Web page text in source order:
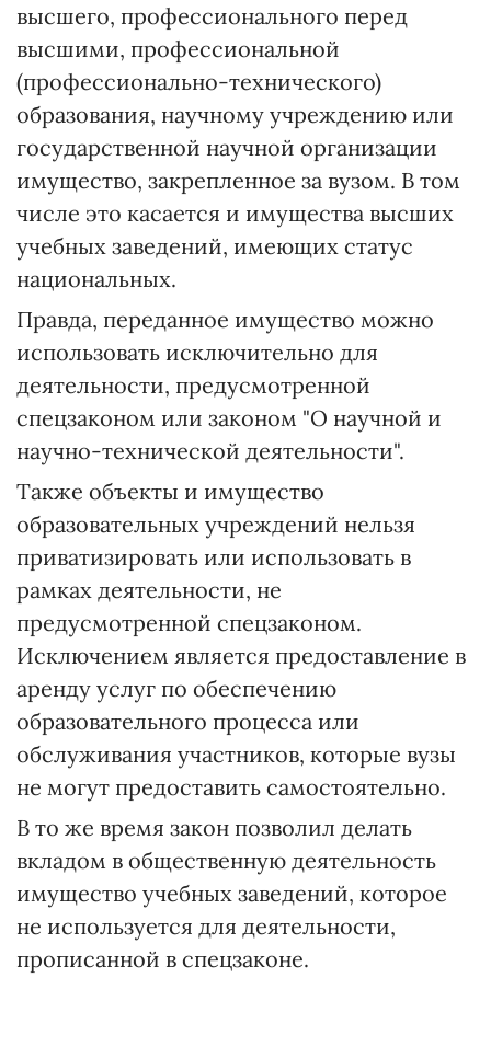
высшего, профессионального перед
высшими, профессиональной
(профессионально-технического)
образования, научному учреждению или
государственной научной организации
имущество, закрепленное за вузом. В том
числе это касается и имущества высших
учебных заведений, имеющих статус
национальных.
Правда, переданное имущество можно
использовать исключительно для
деятельности, предусмотренной
спецзаконом или законом "О научной и
научно-технической деятельности".
Также объекты и имущество
образовательных учреждений нельзя
приватизировать или использовать в
рамках деятельности, не
предусмотренной спецзаконом.
Исключением является предоставление в
аренду услуг по обеспечению
образовательного процесса или
обслуживания участников, которые вузы
не могут предоставить самостоятельно.
В то же время закон позволил делать
вкладом в общественную деятельность
имущество учебных заведений, которое
не используется для деятельности,
прописанной в спецзаконе.